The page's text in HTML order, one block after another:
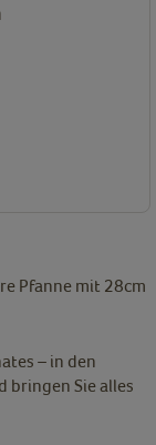
Pfanne mit 28cm
– in den
bringen Sie alles